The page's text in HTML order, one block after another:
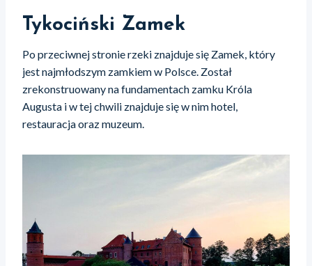
Tykociński Zamek
Po przeciwnej stronie rzeki znajduje się Zamek, który
jest najmłodszym zamkiem w Polsce. Został
zrekonstruowany na fundamentach zamku Króla
Augusta i w tej chwili znajduje się w nim hotel,
restauracja oraz muzeum.